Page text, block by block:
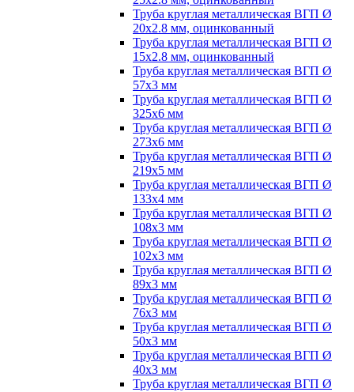
Труба круглая металлическая ВГП Ø
20х2.8 мм, оцинкованный
Труба круглая металлическая ВГП Ø
15х2.8 мм, оцинкованный
Труба круглая металлическая ВГП Ø
57х3 мм
Труба круглая металлическая ВГП Ø
325х6 мм
Труба круглая металлическая ВГП Ø
273х6 мм
Труба круглая металлическая ВГП Ø
219х5 мм
Труба круглая металлическая ВГП Ø
133х4 мм
Труба круглая металлическая ВГП Ø
108х3 мм
Труба круглая металлическая ВГП Ø
102х3 мм
Труба круглая металлическая ВГП Ø
89х3 мм
Труба круглая металлическая ВГП Ø
76х3 мм
Труба круглая металлическая ВГП Ø
50х3 мм
Труба круглая металлическая ВГП Ø
40х3 мм
Труба круглая металлическая ВГП Ø